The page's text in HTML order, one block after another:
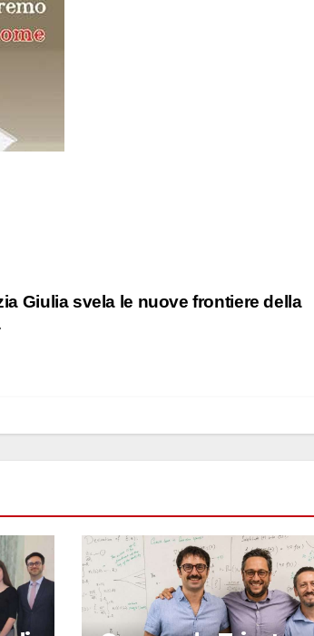
Giulia svela le nuove frontiere della